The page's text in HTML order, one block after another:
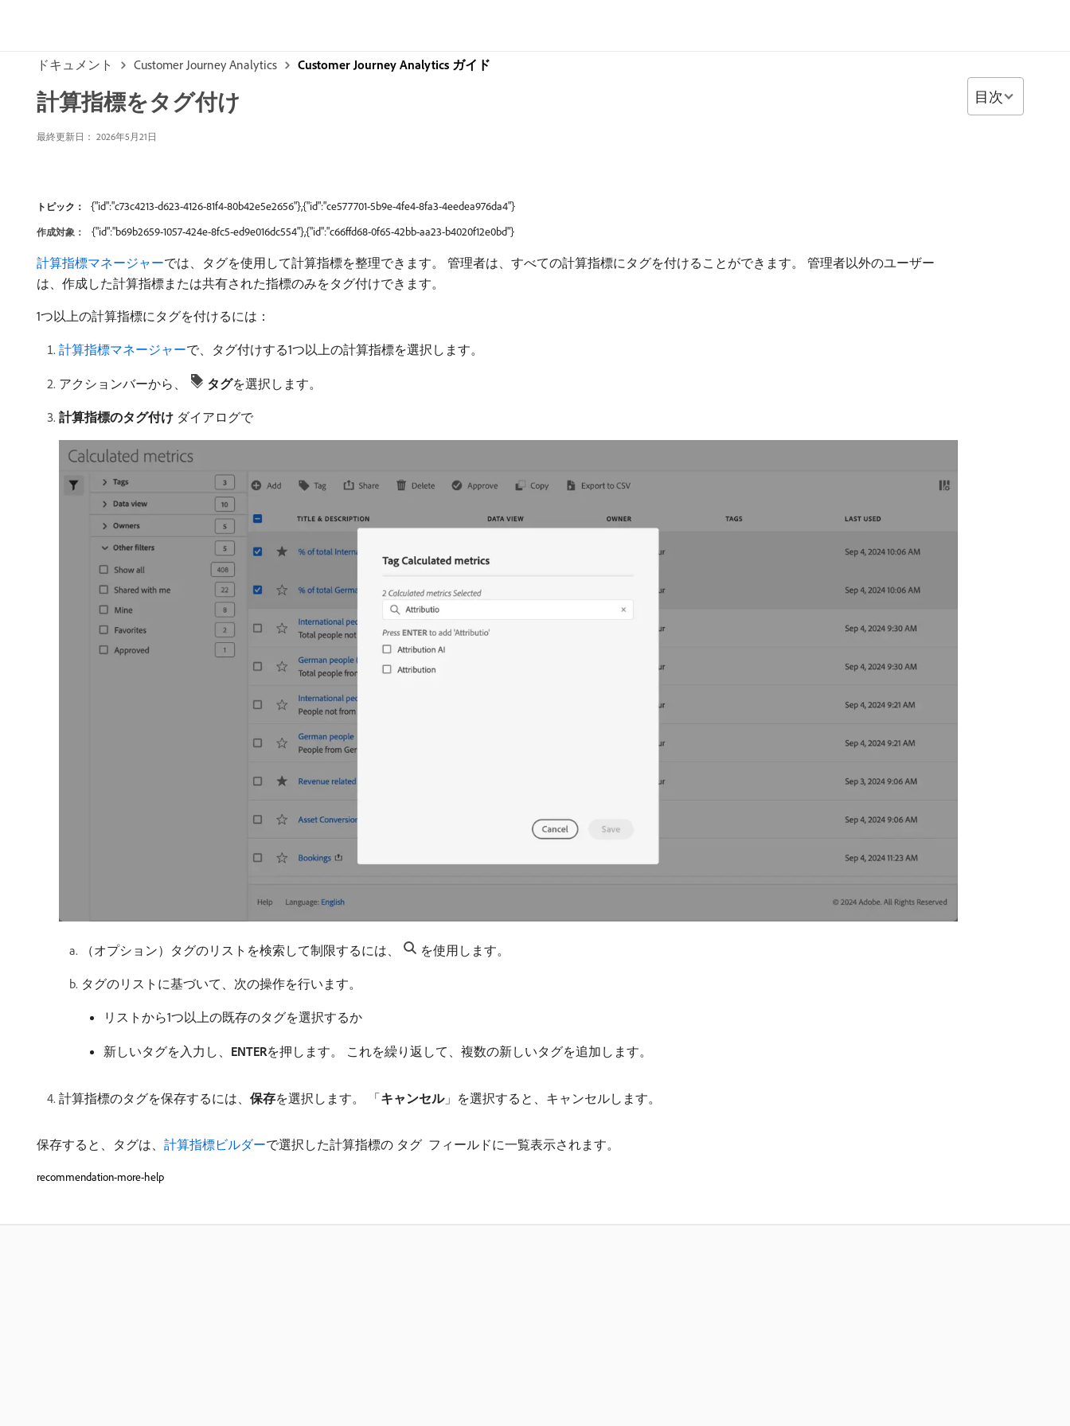
ドキュメント Customer Journey Analytics Customer Journey Analytics ガイド
計算指標をタグ付け
最終更新日： 2026年5月21日
トピック： {"id":"c73c4213-d623-4126-81f4-80b42e5e2656"},{"id":"ce577701-5b9e-4fe4-8fa3-4eedea976da4"}
作成対象： {"id":"b69b2659-1057-424e-8fc5-ed9e016dc554"},{"id":"c66ffd68-0f65-42bb-aa23-b4020f12e0bd"}
計算指標マネージャーでは、タグを使用して計算指標を整理できます。 管理者は、すべての計算指標にタグを付けることができます。 管理者以外のユーザー
は、作成した計算指標または共有された指標のみをタグ付けできます。
1つ以上の計算指標にタグを付けるには：
計算指標マネージャーで、タグ付けする1つ以上の計算指標を選択します。
アクションバーから、 タグ​を選択します。
計算指標のタグ付け ダイアログで
（オプション）タグのリストを検索して制限するには、 を使用します。
タグのリストに基づいて、次の操作を行います。
リストから1つ以上の既存のタグを選択するか
新しいタグを入力し、 ENTER​を押します。 これを繰り返して、複数の新しいタグを追加します。
計算指標のタグを保存するには、 保存​を選択します。 「キャンセル」を選択すると、キャンセルします。
保存すると、タグは、 計算指標ビルダーで選択した計算指標の​ タグ ​ フィールドに一覧表示されます。
recommendation-more-help
目次